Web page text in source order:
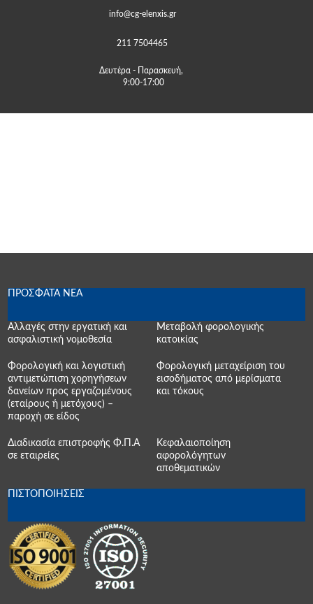
info@cg-elenxis.gr
211 7504465
Δευτέρα - Παρασκευή,
9:00-17:00
ΠΡΟΣΦΑΤΑ ΝΕΑ
Αλλαγές στην εργατική και
ασφαλιστική νομοθεσία
Μεταβολή φορολογικής
κατοικίας
Φορολογική και λογιστική
αντιμετώπιση χορηγήσεων
δανείων προς εργαζομένους
(εταίρους ή μετόχους) –
παροχή σε είδος
Φορολογική μεταχείριση του
εισοδήματος από μερίσματα
και τόκους
Διαδικασία επιστροφής Φ.Π.Α
σε εταιρείες
Κεφαλαιοποίηση
αφορολόγητων
αποθεματικών
ΠΙΣΤΟΠΟΙΗΣΕΙΣ